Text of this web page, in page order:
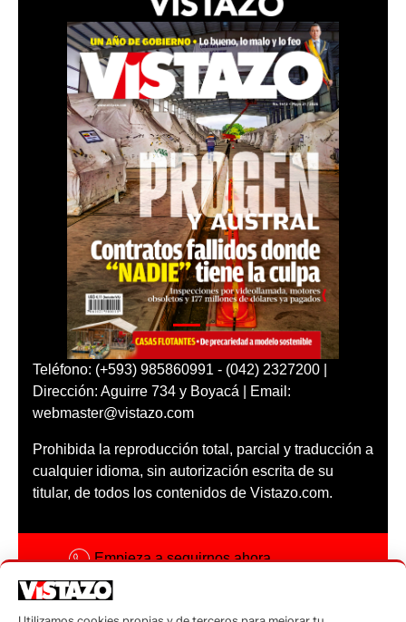
Teléfono: (+593) 985860991 - (042) 2327200 |
Dirección: Aguirre 734 y Boyacá | Email:
webmaster@vistazo.com
Prohibida la reproducción total, parcial y traducción a
cualquier idioma, sin autorización escrita de su
titular, de todos los contenidos de Vistazo.com.
Empieza a seguirnos ahora